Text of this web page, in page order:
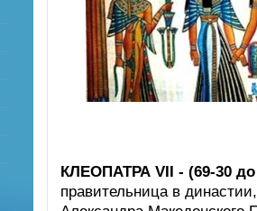
КЛЕОПАТРА VII - (69-30
правительница в